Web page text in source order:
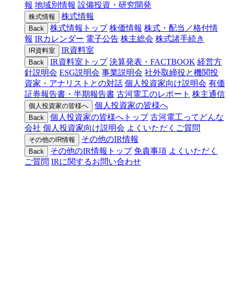
報 地域別情報 設備投資・研究開発
株式情報 株式情報
Back 株式情報トップ 株価情報 株式・配当／格付情
報 IRカレンダー 電子公告 株主総会 株式諸手続き
IR資料室 IR資料室
Back IR資料室トップ 決算発表・FACTBOOK 経営方
針説明会 ESG説明会 事業説明会 社外取締役と機関投
資家・アナリストとの対話 個人投資家向け説明会 有価
証券報告書・半期報告書 古河電工のレポート 株主通信
個人投資家の皆様へ 個人投資家の皆様へ
Back 個人投資家の皆様へトップ 古河電工ってどんな
会社 個人投資家向け説明会 よくいただくご質問
その他のIR情報 その他のIR情報
Back その他のIR情報トップ 免責事項 よくいただく
ご質問 IRに関するお問い合わせ